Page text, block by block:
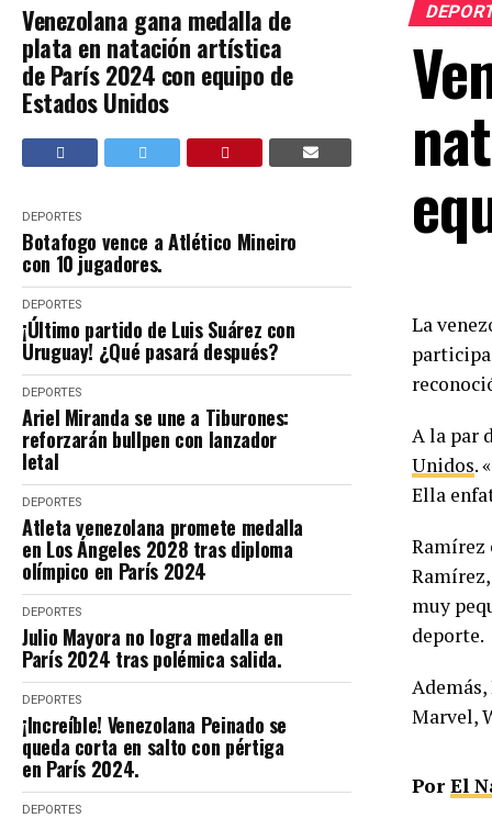
Venezolana gana medalla de
plata en natación artística
de París 2024 con equipo de
Estados Unidos
DEPORTES
Botafogo vence a Atlético Mineiro
con 10 jugadores.
DEPORTES
¡Último partido de Luis Suárez con
Uruguay! ¿Qué pasará después?
DEPORTES
Ariel Miranda se une a Tiburones:
reforzarán bullpen con lanzador
letal
DEPORTES
Atleta venezolana promete medalla
en Los Ángeles 2028 tras diploma
olímpico en París 2024
DEPORTES
Julio Mayora no logra medalla en
París 2024 tras polémica salida.
DEPORTES
¡Increíble! Venezolana Peinado se
queda corta en salto con pértiga
en París 2024.
DEPORTES
La
A la par
Unidos.
Ella
Ramírez
muy
deporte.
Marvel,
PorEl